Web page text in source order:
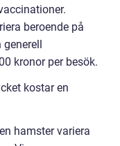
beroende på
kronor per besök.
kostar en
hamster variera